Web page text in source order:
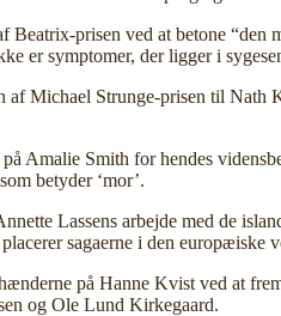
Beatrix-prisen ved at betone
er symptomer, der ligger i
Michael Strunge-prisen til
Amalie Smith for hendes
betyder ‘mor’.
Lassens arbejde med de
sagaerne i den
på Hanne Kvist ved at
og Ole Lund Kirkegaard.